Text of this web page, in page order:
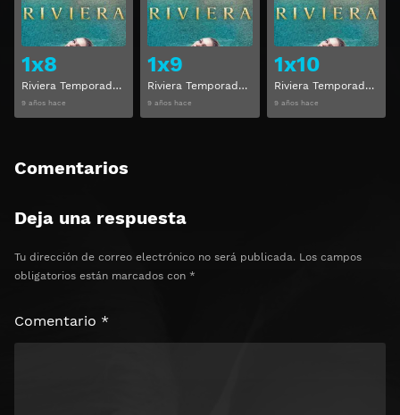
1x8
Riviera Temporada 1 Capitulo 8
9 años hace
1x9
Riviera Temporada 1 Capitulo 9
9 años hace
1x10
Riviera Temporada 1 Capitulo 10
9 años hace
Comentarios
Deja una respuesta
Tu dirección de correo electrónico no será publicada. Los campos
obligatorios están marcados con *
Comentario *